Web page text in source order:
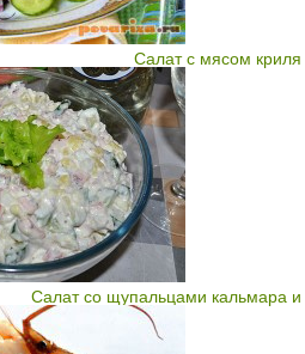
Салат с мясом криля
Салат со щупальцами кальмара